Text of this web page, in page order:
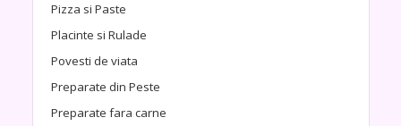
Pizza si Paste
Placinte si Rulade
Povesti de viata
Preparate din Peste
Preparate fara carne